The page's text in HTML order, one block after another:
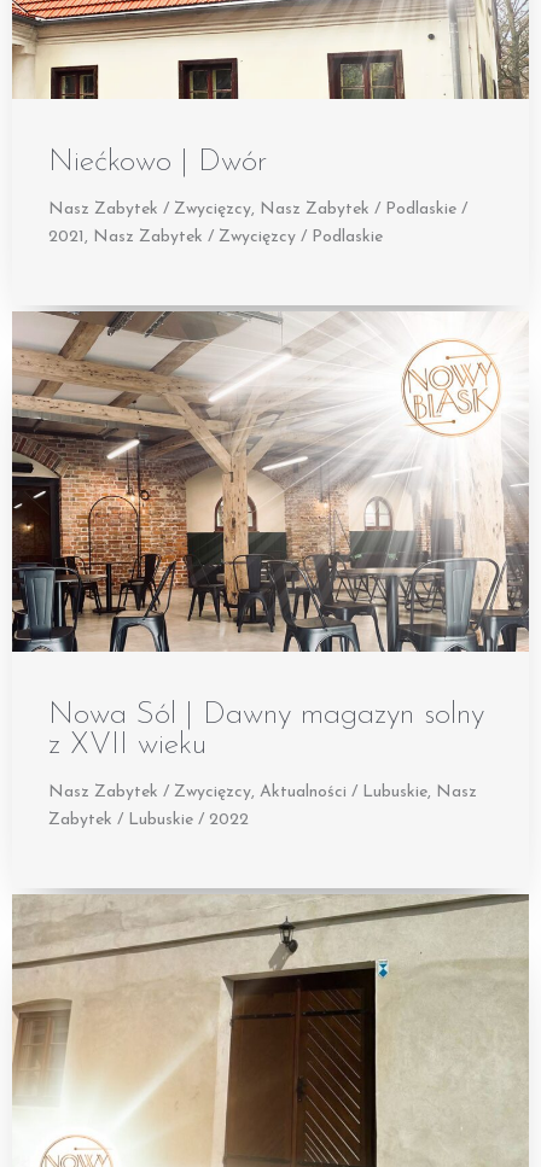
Niećkowo | Dwór
Nasz Zabytek / Zwycięzcy, Nasz Zabytek / Podlaskie /
2021 , Nasz Zabytek / Zwycięzcy / Podlaskie
Nowa Sól | Dawny magazyn solny
z XVII wieku
Nasz Zabytek / Zwycięzcy, Aktualności / Lubuskie, Nasz
Zabytek / Lubuskie / 2022